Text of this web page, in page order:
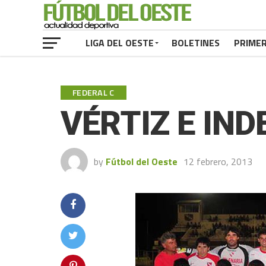
LIGA DEL OESTE BOLETINES
FEDERAL C
VÉRTIZ E
by Fútbol del Oeste 12 febrero, 2013